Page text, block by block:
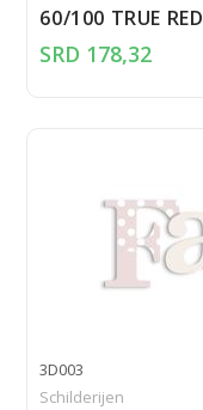
60/100 TRUE RED
SRD 178,32
3D003
Schilderijen